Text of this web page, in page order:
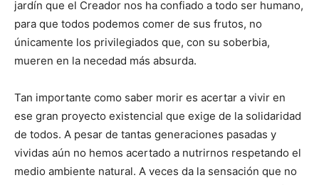
jardín que el Creador nos ha confiado a todo ser humano,
para que todos podemos comer de sus frutos, no
únicamente los privilegiados que, con su soberbia,
mueren en la necedad más absurda.
Tan importante como saber morir es acertar a vivir en
ese gran proyecto existencial que exige de la solidaridad
de todos. A pesar de tantas generaciones pasadas y
vividas aún no hemos acertado a nutrirnos respetando el
medio ambiente natural. A veces da la sensación que no